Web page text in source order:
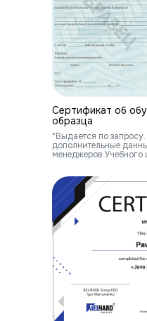
Сертификат об
образца
*Выдаётся по
дополнительные
менеджеров Учебного